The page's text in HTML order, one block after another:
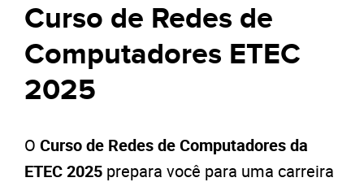
Curso de Redes de
Computadores ETEC
2025
O Curso de Redes de Computadores da
ETEC 2025 prepara você para uma carreira